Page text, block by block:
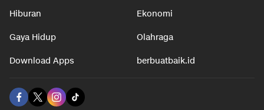
Hiburan Ekonomi
Gaya Hidup Olahraga
Download Apps berbuatbaik.id